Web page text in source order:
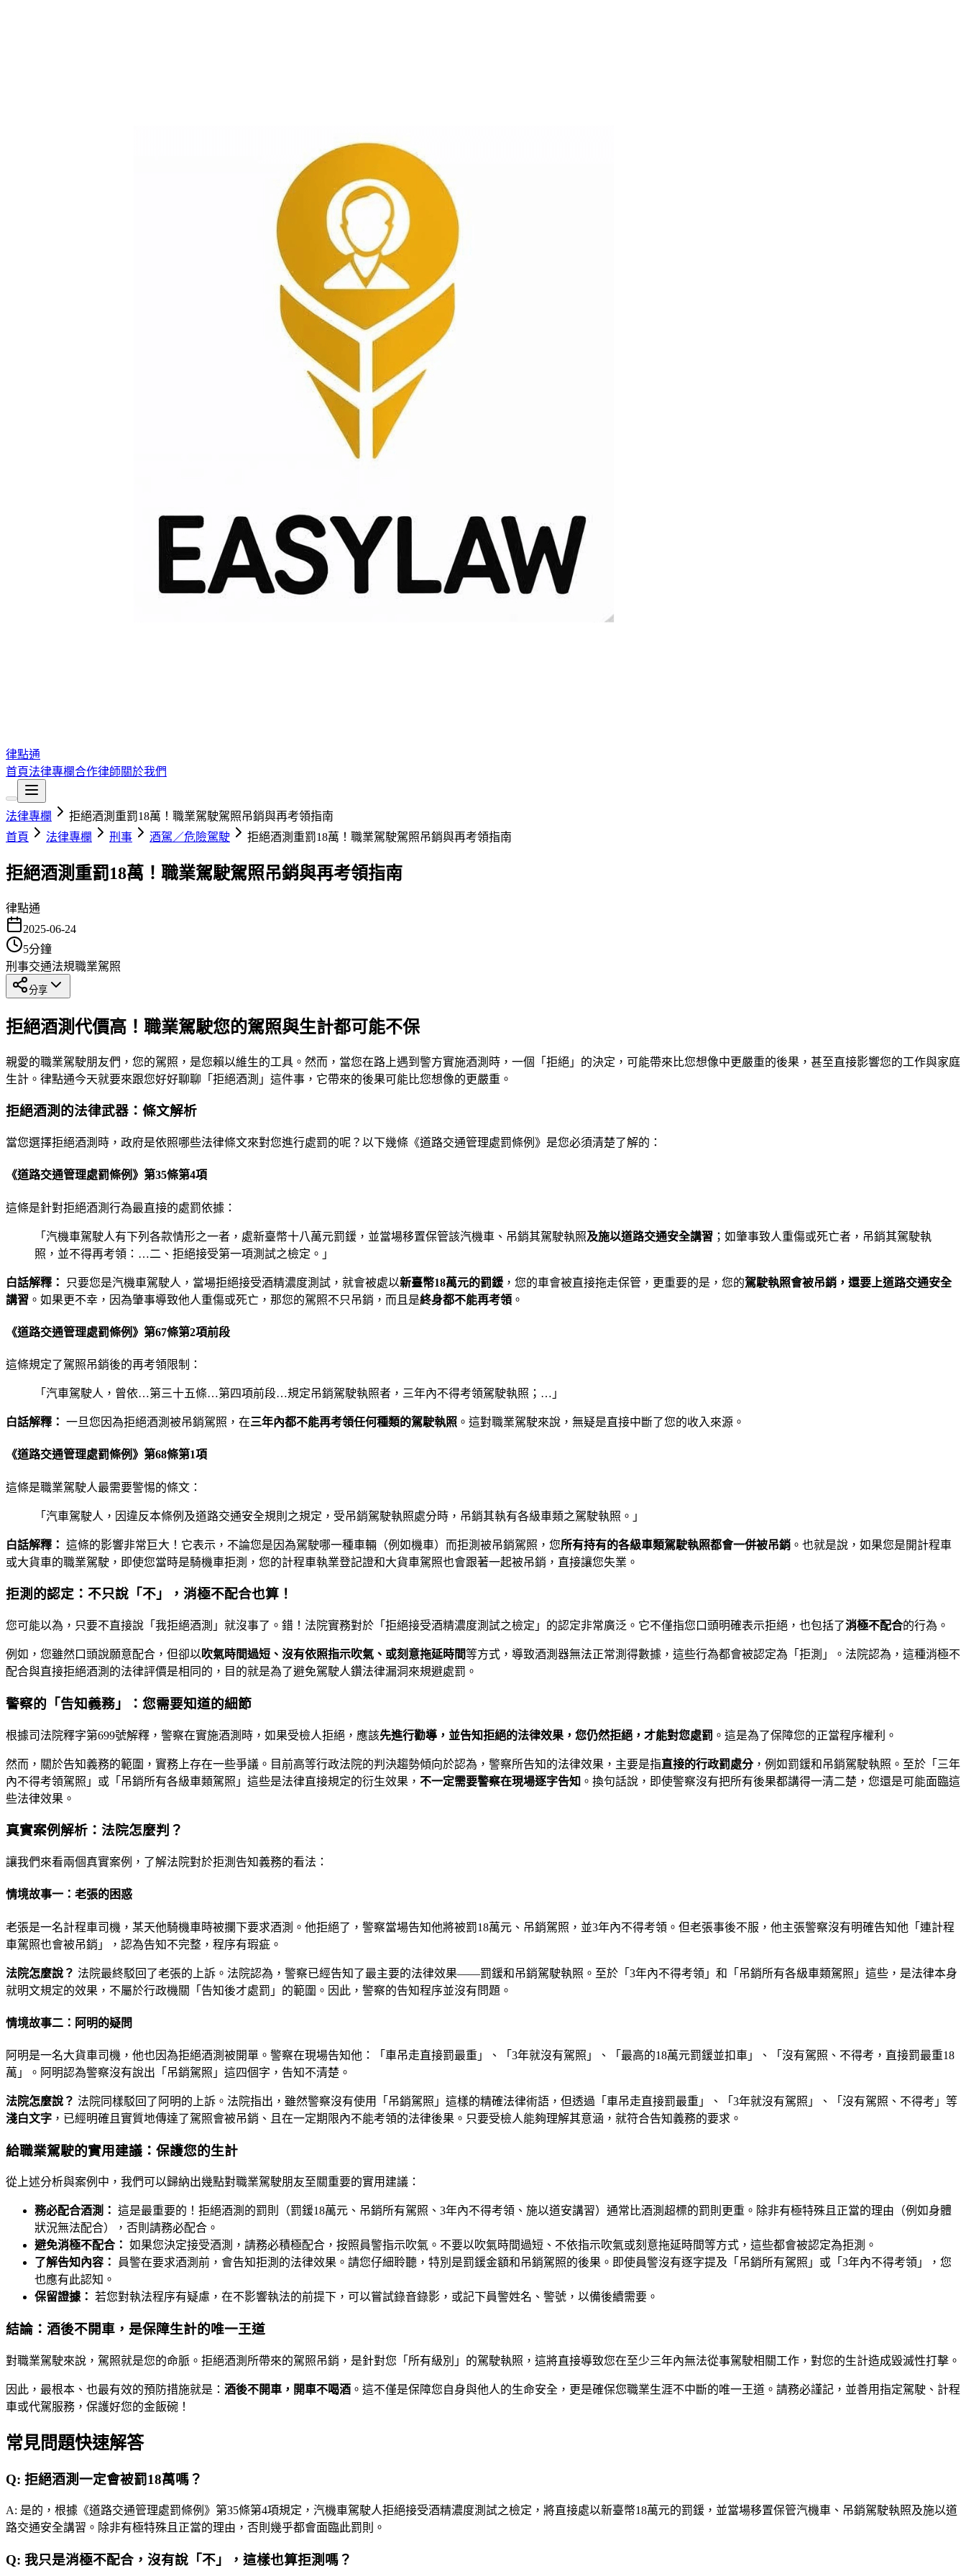
律點通
首頁法律專欄合作律師關於我們
法律專欄
拒絕酒測重罰18萬！職業駕駛駕照吊銷與再考領指南
首頁
法律專欄 刑事 酒駕／危險駕駛 拒絕酒測重罰18萬！職業駕駛駕照吊銷與再考領指南
拒絕酒測重罰18萬！職業駕駛駕照吊銷與再考領指南
律點通
2025-06-24
5分鐘
刑事交通法規職業駕照
分享
拒絕酒測代價高！職業駕駛您的駕照與生計都可能不保
親愛的職業駕駛朋友們，您的駕照，是您賴以維生的工具。然而，當您在路上遇到警方實施酒測時，一個「拒絕」的決定，可能帶來比您想像中更嚴重的後果，甚至直接影響您的工作與家庭
生計。律點通今天就要來跟您好好聊聊「拒絕酒測」這件事，它帶來的後果可能比您想像的更嚴重。
拒絕酒測的法律武器：條文解析
當您選擇拒絕酒測時，政府是依照哪些法律條文來對您進行處罰的呢？以下幾條《道路交通管理處罰條例》是您必須清楚了解的：
《道路交通管理處罰條例》第35條第4項
這條是針對拒絕酒測行為最直接的處罰依據：
「汽機車駕駛人有下列各款情形之一者，處新臺幣十八萬元罰鍰，並當場移置保管該汽機車、吊銷其駕駛執照及施以道路交通安全講習 ；如肇事致人重傷或死亡者，吊銷其駕駛執
照，並不得再考領：…二、拒絕接受第一項測試之檢定。」
白話解釋： 只要您是汽機車駕駛人，當場拒絕接受酒精濃度測試，就會被處以新臺幣18萬元的罰鍰 ，您的車會被直接拖走保管，更重要的是，您的駕駛執照會被吊銷，還要上道路交通安全
講習 。如果更不幸，因為肇事導致他人重傷或死亡，那您的駕照不只吊銷，而且是終身都不能再考領 。
《道路交通管理處罰條例》第67條第2項前段
這條規定了駕照吊銷後的再考領限制：
「汽車駕駛人，曾依…第三十五條…第四項前段…規定吊銷駕駛執照者，三年內不得考領駕駛執照；…」
白話解釋： 一旦您因為拒絕酒測被吊銷駕照，在三年內都不能再考領任何種類的駕駛執照 。這對職業駕駛來說，無疑是直接中斷了您的收入來源。
《道路交通管理處罰條例》第68條第1項
這條是職業駕駛人最需要警惕的條文：
「汽車駕駛人，因違反本條例及道路交通安全規則之規定，受吊銷駕駛執照處分時，吊銷其執有各級車類之駕駛執照。」
白話解釋： 這條的影響非常巨大！它表示，不論您是因為駕駛哪一種車輛（例如機車）而拒測被吊銷駕照，您所有持有的各級車類駕駛執照都會一併被吊銷 。也就是說，如果您是開計程車
或大貨車的職業駕駛，即使您當時是騎機車拒測，您的計程車執業登記證和大貨車駕照也會跟著一起被吊銷，直接讓您失業。
拒測的認定：不只說「不」，消極不配合也算！
您可能以為，只要不直接說「我拒絕酒測」就沒事了。錯！法院實務對於「拒絕接受酒精濃度測試之檢定」的認定非常廣泛。它不僅指您口頭明確表示拒絕，也包括了消極不配合的行為。
例如，您雖然口頭說願意配合，但卻以 吹氣時間過短、沒有依照指示吹氣、或刻意拖延時間等方式，導致酒測器無法正常測得數據，這些行為都會被認定為「拒測」。法院認為，這種消極不
配合與直接拒絕酒測的法律評價是相同的，目的就是為了避免駕駛人鑽法律漏洞來規避處罰。
警察的「告知義務」：您需要知道的細節
根據司法院釋字第699號解釋，警察在實施酒測時，如果受檢人拒絕，應該先進行勸導，並告知拒絕的法律效果，您仍然拒絕，才能對您處罰 。這是為了保障您的正當程序權利。
然而，關於告知義務的範圍，實務上存在一些爭議。目前高等行政法院的判決趨勢傾向於認為，警察所告知的法律效果，主要是指直接的行政罰處分，例如罰鍰和吊銷駕駛執照。至於「三年
內不得考領駕照」或「吊銷所有各級車類駕照」這些是法律直接規定的衍生效果， 不一定需要警察在現場逐字告知 。換句話說，即使警察沒有把所有後果都講得一清二楚，您還是可能面臨這
些法律效果。
真實案例解析：法院怎麼判？
讓我們來看兩個真實案例，了解法院對於拒測告知義務的看法：
情境故事一：老張的困惑
老張是一名計程車司機，某天他騎機車時被攔下要求酒測。他拒絕了，警察當場告知他將被罰18萬元、吊銷駕照，並3年內不得考領。但老張事後不服，他主張警察沒有明確告知他「連計程
車駕照也會被吊銷」，認為告知不完整，程序有瑕疵。
法院怎麼說？ 法院最終駁回了老張的上訴。法院認為，警察已經告知了最主要的法律效果——罰鍰和吊銷駕駛執照。至於「3年內不得考領」和「吊銷所有各級車類駕照」這些，是法律本身
就明文規定的效果，不屬於行政機關「告知後才處罰」的範圍。因此，警察的告知程序並沒有問題。
情境故事二：阿明的疑問
阿明是一名大貨車司機，他也因為拒絕酒測被開單。警察在現場告知他：「車吊走直接罰最重」、「3年就沒有駕照」、「最高的18萬元罰鍰並扣車」、「沒有駕照、不得考，直接罰最重18
萬」。阿明認為警察沒有說出「吊銷駕照」這四個字，告知不清楚。
法院怎麼說？ 法院同樣駁回了阿明的上訴。法院指出，雖然警察沒有使用「吊銷駕照」這樣的精確法律術語，但透過「車吊走直接罰最重」、「3年就沒有駕照」、「沒有駕照、不得考」等
淺白文字 ，已經明確且實質地傳達了駕照會被吊銷、且在一定期限內不能考領的法律後果。只要受檢人能夠理解其意涵，就符合告知義務的要求。
給職業駕駛的實用建議：保護您的生計
從上述分析與案例中，我們可以歸納出幾點對職業駕駛朋友至關重要的實用建議：
務必配合酒測： 這是最重要的！拒絕酒測的罰則（罰鍰18萬元、吊銷所有駕照、3年內不得考領、施以道安講習）通常比酒測超標的罰則更重。除非有極特殊且正當的理由（例如身體
狀況無法配合），否則請務必配合。
避免消極不配合： 如果您決定接受酒測，請務必積極配合，按照員警指示吹氣。不要以吹氣時間過短、不依指示吹氣或刻意拖延時間等方式，這些都會被認定為拒測。
了解告知內容：
員警在要求酒測前，會告知拒測的法律效果。請您仔細聆聽，特別是罰鍰金額和吊銷駕照的後果。即使員警沒有逐字提及「吊銷所有駕照」或「3年內不得考領」，您
也應有此認知。
保留證據： 若您對執法程序有疑慮，在不影響執法的前提下，可以嘗試錄音錄影，或記下員警姓名、警號，以備後續需要。
結論：酒後不開車，是保障生計的唯一王道
對職業駕駛來說，駕照就是您的命脈。拒絕酒測所帶來的駕照吊銷，是針對您「所有級別」的駕駛執照，這將直接導致您在至少三年內無法從事駕駛相關工作，對您的生計造成毀滅性打擊。
因此，最根本、也最有效的預防措施就是： 酒後不開車，開車不喝酒 。這不僅是保障您自身與他人的生命安全，更是確保您職業生涯不中斷的唯一王道。請務必謹記，並善用指定駕駛、計程
車或代駕服務，保護好您的金飯碗！
常見問題快速解答
Q: 拒絕酒測一定會被罰18萬嗎？
A: 是的，根據《道路交通管理處罰條例》第35條第4項規定，汽機車駕駛人拒絕接受酒精濃度測試之檢定，將直接處以新臺幣18萬元的罰鍰，並當場移置保管汽機車、吊銷駕駛執照及施以道
路交通安全講習。除非有極特殊且正當的理由，否則幾乎都會面臨此罰則。
Q: 我只是消極不配合，沒有說「不」，這樣也算拒測嗎？